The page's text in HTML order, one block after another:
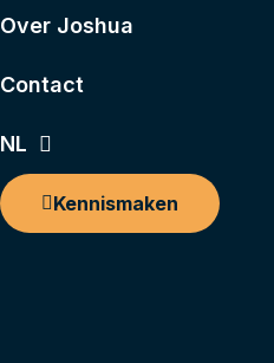
Over Joshua
Contact
NL
Kennismaken